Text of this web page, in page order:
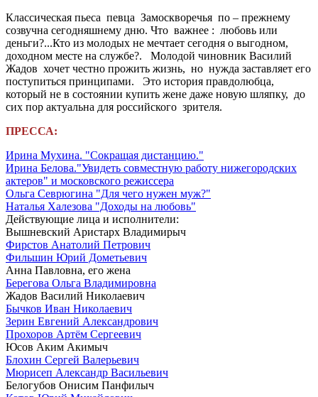
Классическая пьеса певца Замоскворечья по – прежнему
созвучна сегодняшнему дню. Что важнее : любовь или
деньги?...Кто из молодых не мечтает сегодня о выгодном,
доходном месте на службе?. Молодой чиновник Василий
Жадов хочет честно прожить жизнь, но нужда заставляет его
поступиться принципами. Это история правдолюбца,
который не в состоянии купить жене даже новую шляпку, до
сих пор актуальна для российского зрителя.
ПРЕССА:
Ирина Мухина. "Сокращая дистанцию."
Ирина Белова."Увидеть совместную работу нижегородских
актеров" и московского режиссера
Ольга Севрюгина "Для чего нужен муж?"
Наталья Халезова "Доходы на любовь"
Действующие лица и исполнители:
Вышневский Аристарх Владимирыч
Фирстов Анатолий Петрович
Фильшин Юрий Дометьевич
Анна Павловна, его жена
Берегова Ольга Владимировна
Жадов Василий Николаевич
Бычков Иван Николаевич
Зерин Евгений Александрович
Прохоров Артём Сергеевич
Юсов Аким Акимыч
Блохин Сергей Валерьевич
Мюрисеп Александр Васильевич
Белогубов Онисим Панфилыч